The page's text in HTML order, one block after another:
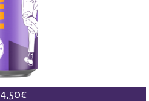
4,50€